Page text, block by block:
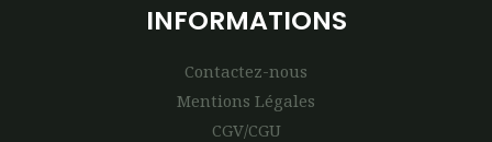
INFORMATIONS
Contactez-nous
Mentions Légales
CGV/CGU